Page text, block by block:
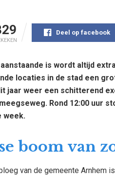
Deel op facebook
is wordt altijd
locaties in de stad een
jaar weer een schitterend
Rond 12:00 uur
week.
boom van
van de gemeente Arnhem